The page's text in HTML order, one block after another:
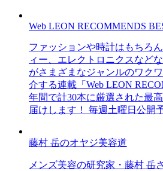
Web LEON RECOMMENDS
ファッションや時計はもちろ
ィー、エレクトロニクスなど
がさまざまなジャンルのワク
介する連載「Web LEON
年間で計30本に厳選された最
届けします！ 毎週土曜日公開
藤村 岳のオヤジ美容道
メンズ美容の研究家・藤村 岳